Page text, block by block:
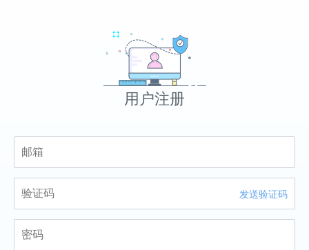
用户注册
发送验证码